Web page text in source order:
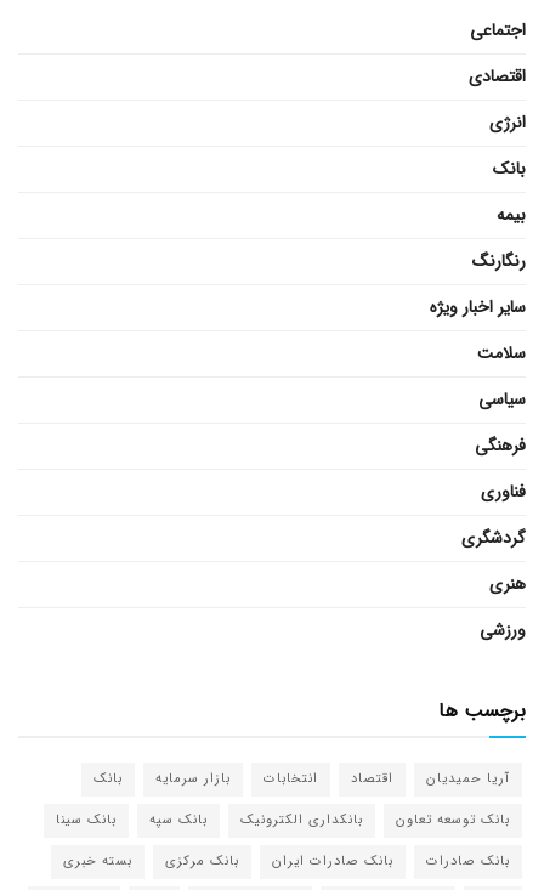
اجتماعی
اقتصادی
انرژی
بانک
بیمه
رنگارنگ
سایر اخبار ویژه
سلامت
سیاسی
فرهنگی
فناوری
گردشگری
هنری
ورزشی
برچسب ها
آریا حمیدیان اقتصاد انتخابات بازار سرمایه
بانک
بانک توسعه تعاون
بانکداری الکترونیک بانک سپه
بانک سینا
بانک صادرات
بانک صادرات ایران بانک مرکزی
بسته خبری